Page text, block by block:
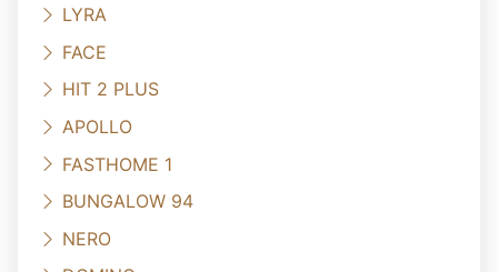
LYRA
FACE
HIT 2 PLUS
APOLLO
FASTHOME 1
BUNGALOW 94
NERO